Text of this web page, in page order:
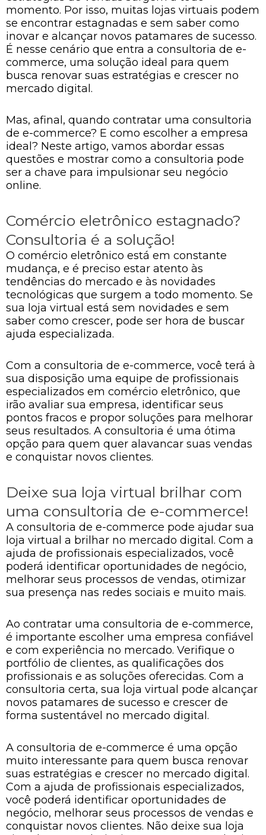
momento. Por isso, muitas lojas virtuais podem
se encontrar estagnadas e sem saber como
inovar e alcançar novos patamares de sucesso.
É nesse cenário que entra a consultoria de e-
commerce, uma solução ideal para quem
busca renovar suas estratégias e crescer no
mercado digital.
Mas, afinal, quando contratar uma consultoria
de e-commerce? E como escolher a empresa
ideal? Neste artigo, vamos abordar essas
questões e mostrar como a consultoria pode
ser a chave para impulsionar seu negócio
online.
Comércio eletrônico estagnado?
Consultoria é a solução!
O comércio eletrônico está em constante
mudança, e é preciso estar atento às
tendências do mercado e às novidades
tecnológicas que surgem a todo momento. Se
sua loja virtual está sem novidades e sem
saber como crescer, pode ser hora de buscar
ajuda especializada.
Com a consultoria de e-commerce, você terá à
sua disposição uma equipe de profissionais
especializados em comércio eletrônico, que
irão avaliar sua empresa, identificar seus
pontos fracos e propor soluções para melhorar
seus resultados. A consultoria é uma ótima
opção para quem quer alavancar suas vendas
e conquistar novos clientes.
Deixe sua loja virtual brilhar com
uma consultoria de e-commerce!
A consultoria de e-commerce pode ajudar sua
loja virtual a brilhar no mercado digital. Com a
ajuda de profissionais especializados, você
poderá identificar oportunidades de negócio,
melhorar seus processos de vendas, otimizar
sua presença nas redes sociais e muito mais.
Ao contratar uma consultoria de e-commerce,
é importante escolher uma empresa confiável
e com experiência no mercado. Verifique o
portfólio de clientes, as qualificações dos
profissionais e as soluções oferecidas. Com a
consultoria certa, sua loja virtual pode alcançar
novos patamares de sucesso e crescer de
forma sustentável no mercado digital.
A consultoria de e-commerce é uma opção
muito interessante para quem busca renovar
suas estratégias e crescer no mercado digital.
Com a ajuda de profissionais especializados,
você poderá identificar oportunidades de
negócio, melhorar seus processos de vendas e
conquistar novos clientes. Não deixe sua loja